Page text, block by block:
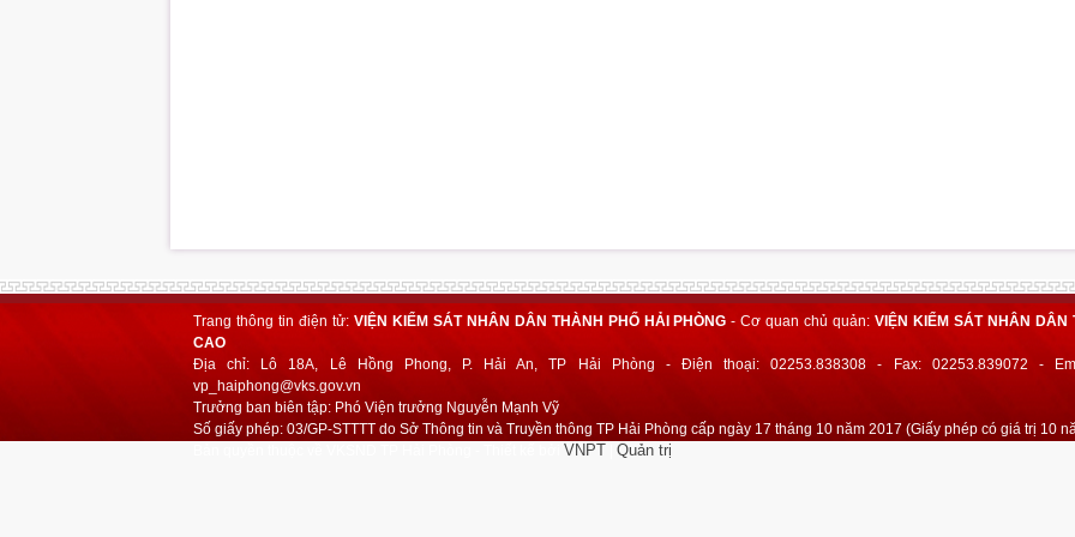
Trang thông tin điện tử: VIỆN KIỂM SÁT NHÂN DÂN THÀNH PHỐ HẢI PHÒNG - Cơ quan chủ quản:VIỆN KIỂM SÁT NHÂN DÂN
CAO
Địa chỉ: Lô 18A, Lê Hồng Phong, P. Hải An, TP Hải Phòng - Điện thoại: 02253.838308 - Fax: 02253.839072 -
vp_haiphong@vks.gov.vn
Trưởng ban biên tập: Phó Viện trưởng Nguyễn Mạnh Vỹ
Số giấy phép: 03/GP-STTTT do Sở Thông tin và Truyền thông TP Hải Phòng cấp ngày 17 tháng 10 năm 2017 (Giấy phép có giá trị 10
VNPT Quản trị